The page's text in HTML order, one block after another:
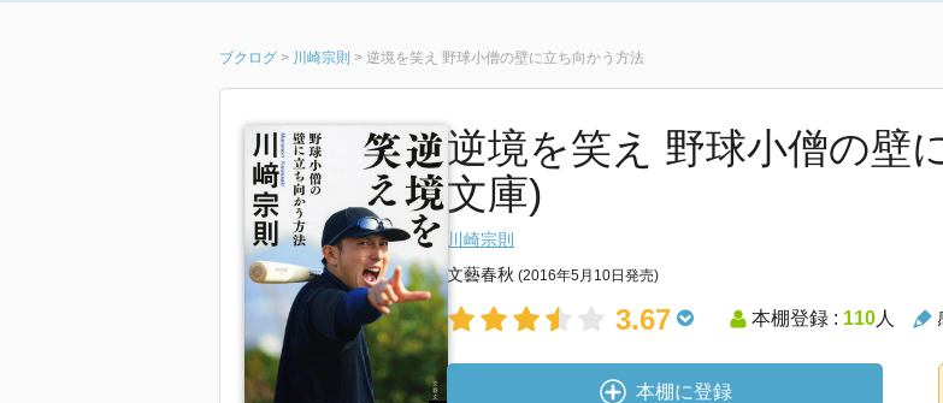
ブクログ > 川崎宗則 > 逆境を笑え 野球小僧の壁に立ち向かう方法
逆境を笑え 野球小僧の壁
文庫)
川崎宗則
文藝春秋 (2016年5月10日発売)
3.67 本棚登録 : 110人
本棚に登録